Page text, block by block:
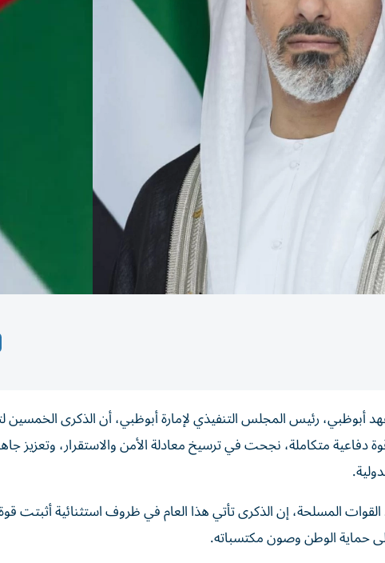
أبوظبي، رئيس المجلس التنفيذي لإمارة أبوظبي، أن الذكرى الخمسين
متكاملة، نجحت في ترسيخ معادلة الأمن والاستقرار، وتعزيز
المسلحة، إن الذكرى تأتي هذا العام في ظروف استثنائية أثبتت
حماية الوطن وصون مكتسباته.